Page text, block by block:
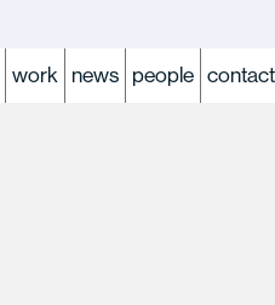
work news people contact